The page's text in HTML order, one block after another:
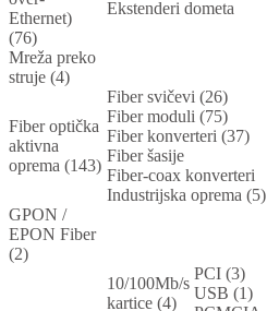
Ethernet)
(76)
Ekstenderi dometa
Mreža preko
struje (4)
Fiber optička
aktivna
oprema (143)
Fiber svičevi (26)
Fiber moduli (75)
Fiber konverteri (37)
Fiber šasije
Fiber-coax konverteri
Industrijska oprema (5)
GPON /
EPON Fiber
(2)
10/100Mb/s
kartice (4)
PCI (3)
USB (1)